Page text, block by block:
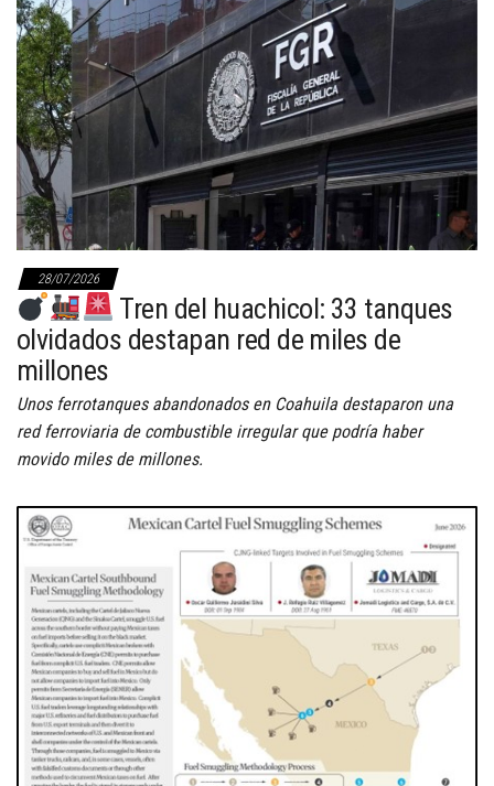
28/07/2026
Tren del huachicol: 33 tanques
olvidados destapan red de miles de
millones
Unos ferrotanques abandonados en Coahuila destaparon una
red ferroviaria de combustible irregular que podría haber
movido miles de millones.